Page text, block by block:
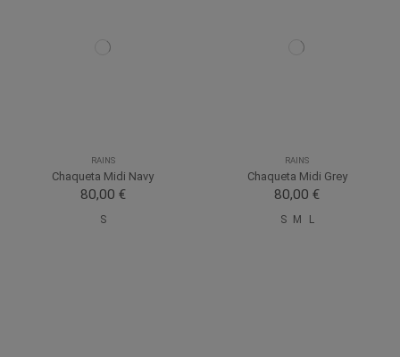
RAINS
Chaqueta Midi Navy
80,00 €
S
RAINS
Chaqueta Midi Grey
80,00 €
S M L